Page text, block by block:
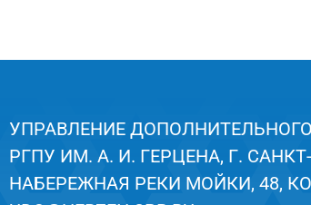
УПРАВЛЕНИЕ
РГПУ ИМ. А. И. ГЕРЦЕНА, Г.
НАБЕРЕЖНАЯ РЕКИ МОЙКИ, 48,